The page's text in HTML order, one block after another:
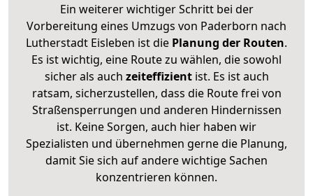
Ein weiterer wichtiger Schritt bei der
Vorbereitung eines Umzugs von Paderborn nach
Lutherstadt Eisleben ist die Planung der Routen.
Es ist wichtig, eine Route zu wählen, die sowohl
sicher als auch zeiteffizientist. Es ist auch
ratsam, sicherzustellen, dass die Route frei von
Straßensperrungen und anderen Hindernissen
ist. Keine Sorgen, auch hier haben wir
Spezialisten und übernehmen gerne die Planung,
damit Sie sich auf andere wichtige Sachen
konzentrieren können.